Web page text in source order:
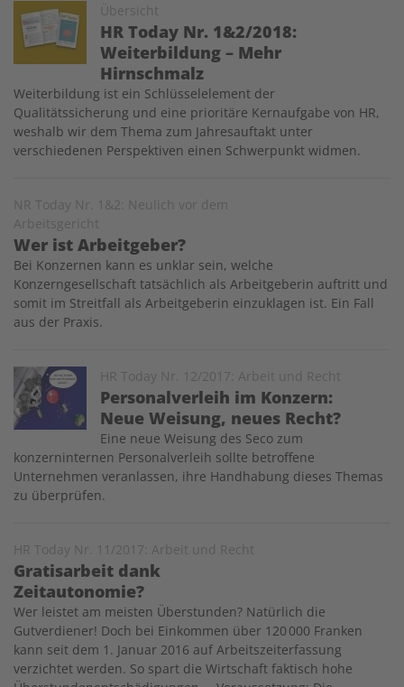
Übersicht
HR Today Nr. 1&2/2018:
Weiterbildung – Mehr
Hirnschmalz
Image
Weiterbildung ist ein Schlüsselelement der
Qualitätssicherung und eine prioritäre Kernaufgabe von HR,
weshalb wir dem Thema zum Jahresauftakt unter
verschiedenen Perspektiven einen Schwerpunkt widmen.
NR Today Nr. 1&2: Neulich vor dem
Arbeitsgericht
Wer ist Arbeitgeber?
Bei Konzernen kann es unklar sein, welche
Konzerngesellschaft tatsächlich als Arbeitgeberin auftritt und
somit im Streitfall als Arbeitgeberin einzuklagen ist. Ein Fall
aus der Praxis.
HR Today Nr. 12/2017: Arbeit und Recht
Personalverleih im Konzern:
Neue Weisung, neues Recht?
Image
Eine neue Weisung des Seco zum
konzerninternen Personalverleih sollte betroffene
Unternehmen veranlassen, ihre Handhabung dieses Themas
zu überprüfen.
HR Today Nr. 11/2017: Arbeit und Recht
Gratisarbeit dank
Zeitautonomie?
Wer leistet am meisten Überstunden? Natürlich die
Gutverdiener! Doch bei Einkommen über 120 000 Franken
kann seit dem 1. Januar 2016 auf Arbeitszeiterfassung
verzichtet werden. So spart die Wirtschaft faktisch hohe